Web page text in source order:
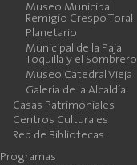
Museo Municipal
Remigio Crespo Toral
Planetario
Municipal de la Paja
Toquilla y el Sombrero
Museo Catedral Vieja
Galería de la Alcaldía
Casas Patrimoniales
Centros Culturales
Red de Bibliotecas
Programas